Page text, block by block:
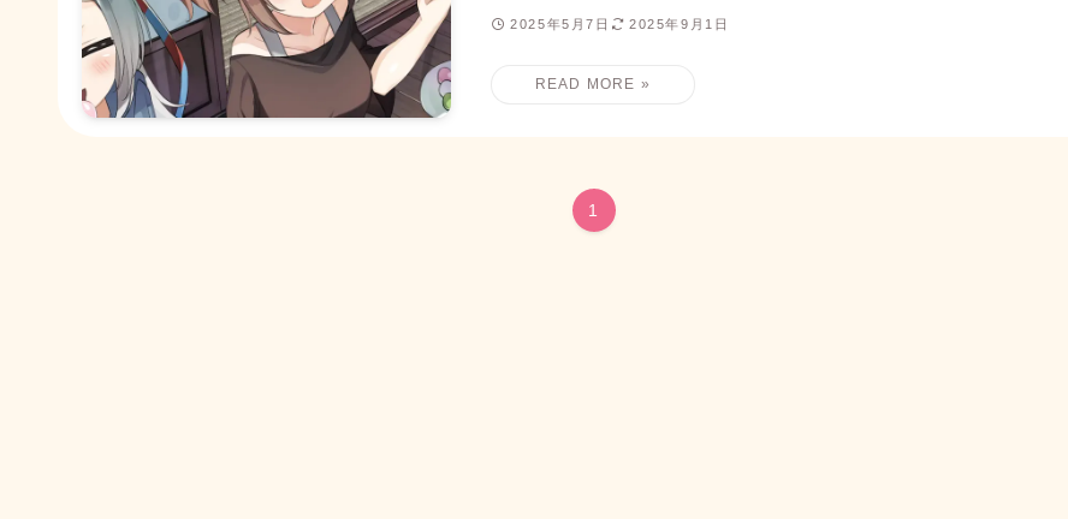
2025年5月7日 2025年9月1日
1